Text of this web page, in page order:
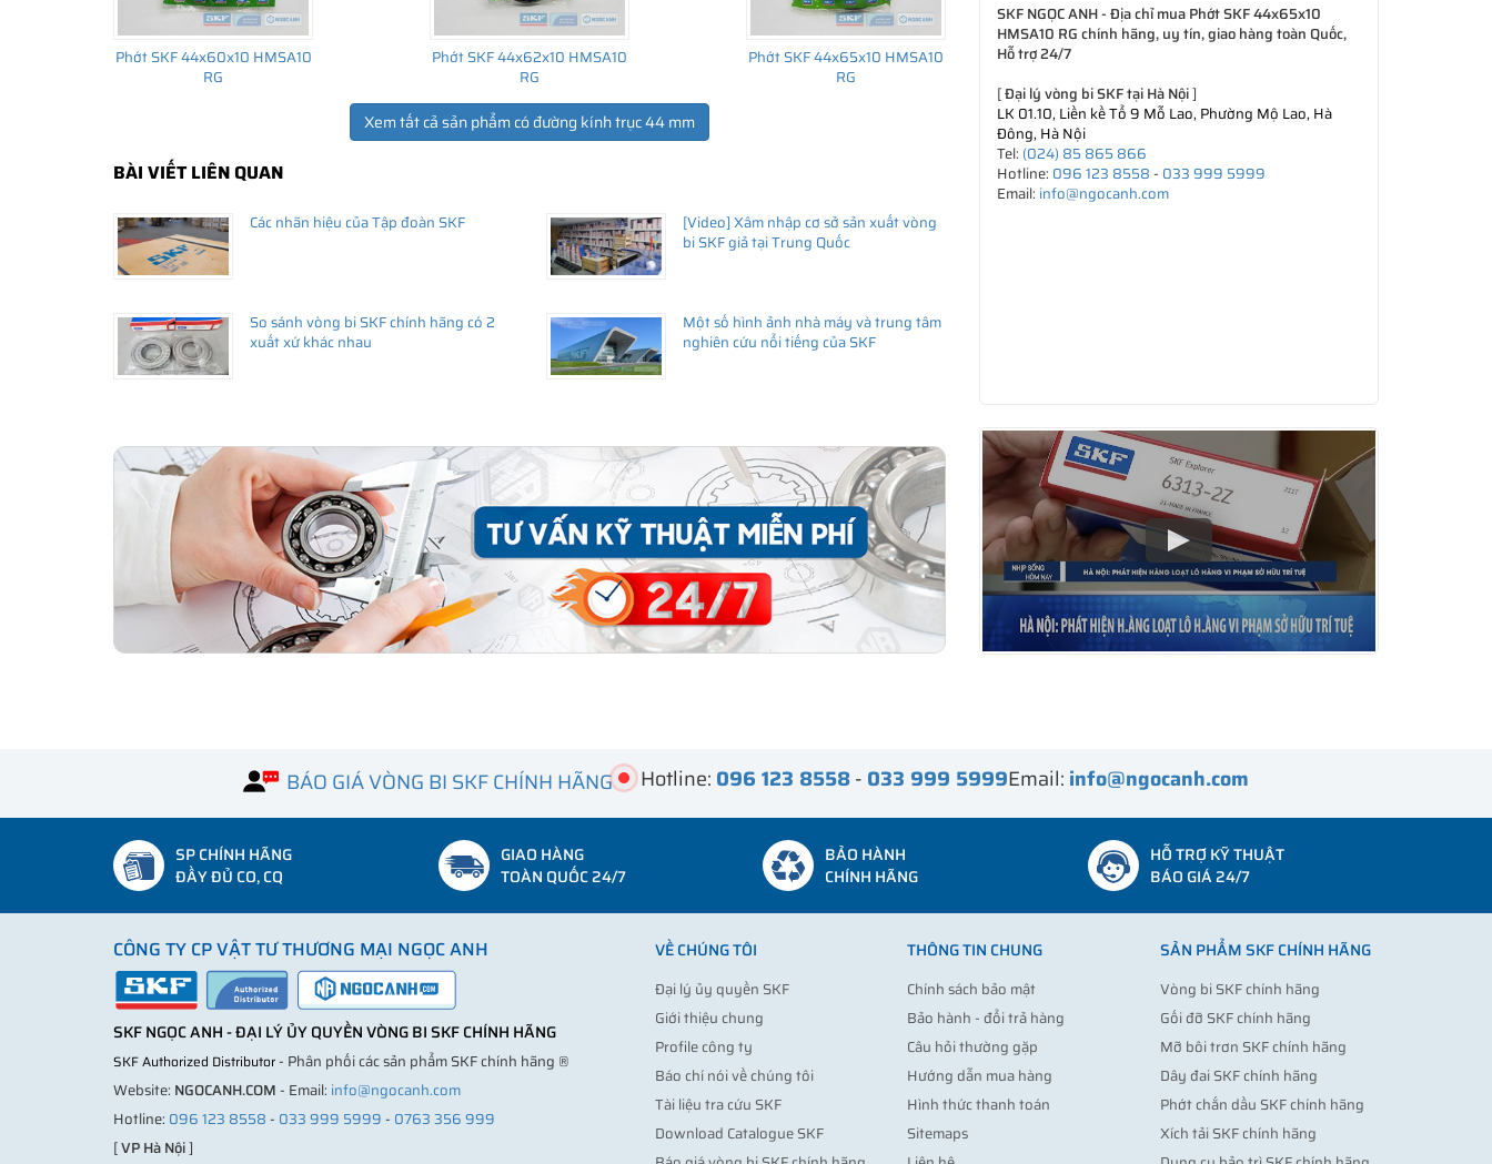
Giá bán và nơi bán Phớt chắn dầu SKF chính hãng uy tín
Để có báo giá Phớt SKF 44x65x10 HMSA10 RG tốt nhất, hãy liên hệ với
Sản phẩm chính hãng, giao hàng toàn quốc
Phớt SKF 44x60x10 HMSA10
RG
Phớt SKF 44x62x10 HMSA10
RG
Phớt SKF 44x65x10 HMSA10
RG
Xem tất cả sản phẩm có đường kính trục 44 mm
BÀI VIẾT LIÊN QUAN
Các nhãn hiệu của Tập đoàn SKF
[Video] Xâm nhập cơ sở sản xuất vòng
bi SKF giả tại Trung Quốc
So sánh vòng bi SKF chính hãng có 2
xuất xứ khác nhau
Một số hình ảnh nhà máy và trung tâm
nghiên cứu nổi tiếng của SKF
SKF NGỌC ANH - Địa chỉ mua Phớt SKF 44x65x10
HMSA10 RG chính hãng, uy tín, giao hàng toàn Quốc,
Hỗ trợ 24/7
[Đại lý vòng bi SKF tại Hà Nội]
LK 01.10, Liền kề Tổ 9 Mỗ Lao, Phường Mộ Lao, Hà
Đông, Hà Nội
Tel: (024) 85 865 866
Hotline: 096 123 8558- 033 999 5999
Email: info@ngocanh.com
BÁO GIÁ VÒNG BI SKF CHÍNH HÃNG Hotline: 096 123 8558- 033 999 5999Email: info@ngocanh.com
SP CHÍNH HÃNG
ĐẦY ĐỦ CO, CQ
GIAO HÀNG
TOÀN QUỐC 24/7
BẢO HÀNH
CHÍNH HÃNG
HỖ TRỢ KỸ THUẬT
BÁO GIÁ 24/7
CÔNG TY CP VẬT TƯ THƯƠNG MẠI NGỌC ANH
SKF NGỌC ANH - ĐẠI LÝ ỦY QUYỀN VÒNG BI SKF CHÍNH HÃNG
SKF Authorized Distributor- Phân phối các sản phẩm SKF chính hãng ®
Website: NGOCANH.COM- Email: info@ngocanh.com
Hotline: 096 123 8558- 033 999 5999- 0763 356 999
[VP Hà Nội]
VỀ CHÚNG TÔI
Đại lý ủy quyền SKF
Giới thiệu chung
Profile công ty
Báo chí nói về chúng tôi
Tài liệu tra cứu SKF
Download Catalogue SKF
THÔNG TIN CHUNG
Chính sách bảo mật
Bảo hành - đổi trả hàng
Câu hỏi thường gặp
Hướng dẫn mua hàng
Hình thức thanh toán
Sitemaps
SẢN PHẨM SKF CHÍNH HÃNG
Vòng bi SKF chính hãng
Gối đỡ SKF chính hãng
Mỡ bôi trơn SKF chính hãng
Dây đai SKF chính hãng
Phớt chắn dầu SKF chính hãng
Xích tải SKF chính hãng